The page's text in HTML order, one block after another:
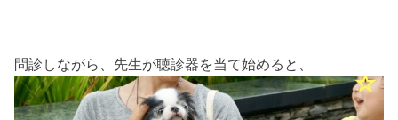
問診しながら、先生が聴診器を当て始めると、